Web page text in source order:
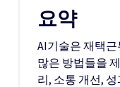
요약
AI기술은 재택
많은 방법들을
리, 소통 개선,